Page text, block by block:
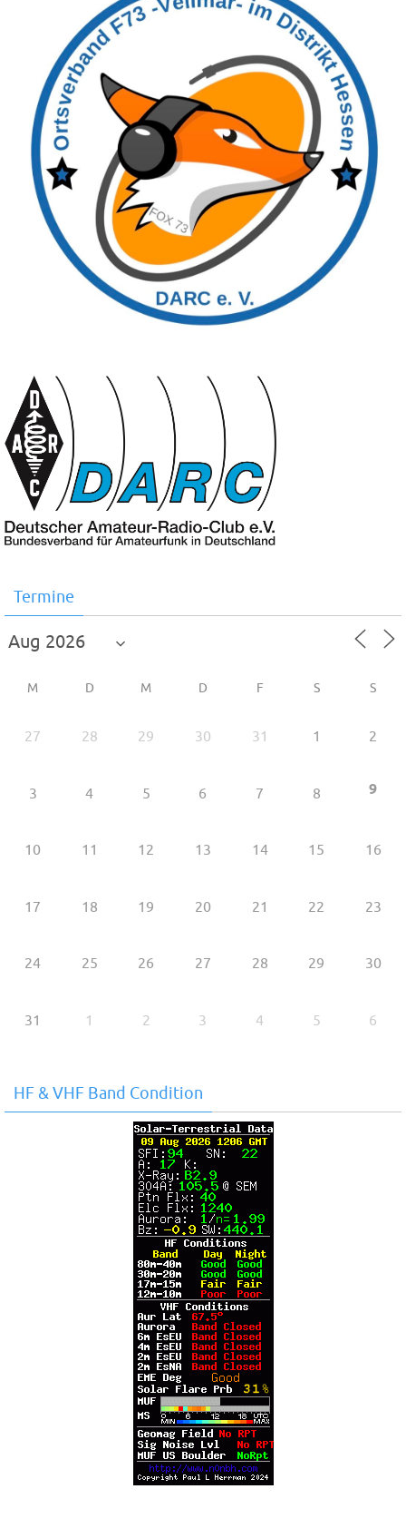
Termine
M D M D F S S
27 28 29 30 31 1 2
3 4 5 6 7 8 9
10 11 12 13 14 15 16
17 18 19 20 21 22 23
24 25 26 27 28 29 30
31 1 2 3 4 5 6
HF & VHF Band Condition